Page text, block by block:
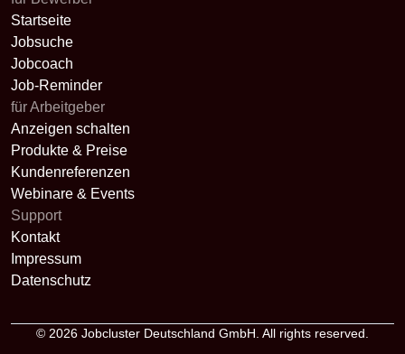
Startseite
Jobsuche
Jobcoach
Job-Reminder
für Arbeitgeber
Anzeigen schalten
Produkte & Preise
Kundenreferenzen
Webinare & Events
Support
Kontakt
Impressum
Datenschutz
© 2026 Jobcluster Deutschland GmbH. All rights reserved.